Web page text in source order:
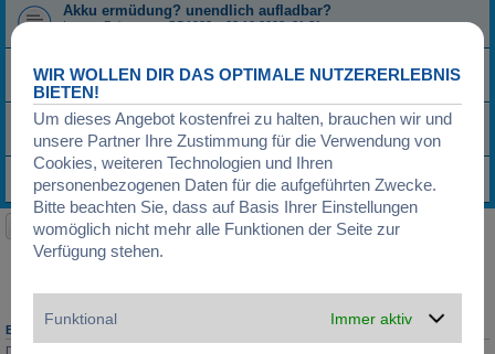
Akku ermüdung? unendlich aufladbar?
Letzter Beitrag vonSG1983«23.10.2008, 21:21
SOLARUHREN
Letzter Beitrag vonMaja«07.05.2008, 20:36
Antworten:
Citizen Skyhawk Eco-Drive?
Letzter Beitrag von Hangover
25.04.2008, 13:46
Antworten: 1
Casio ProTrek-Problem mit Akku
Letzter Beitrag vonPax«20.09.2007, 11:46
Neues Thema
BERECHTIGUNGEN IN DIESEM FORUM
Du darfst
WIR WOLLEN DIR DAS OPTIMALE NUTZERERLEBNIS
BIETEN!
Um dieses Angebot kostenfrei zu halten, brauchen wir und
unsere Partner Ihre Zustimmung für die Verwendung von
Cookies, weiteren Technologien und Ihren
personenbezogenen Daten für die aufgeführten Zwecke.
Bitte beachten Sie, dass auf Basis Ihrer Einstellungen
womöglich nicht mehr alle Funktionen der Seite zur
Verfügung stehen.
Funktional Immer aktiv